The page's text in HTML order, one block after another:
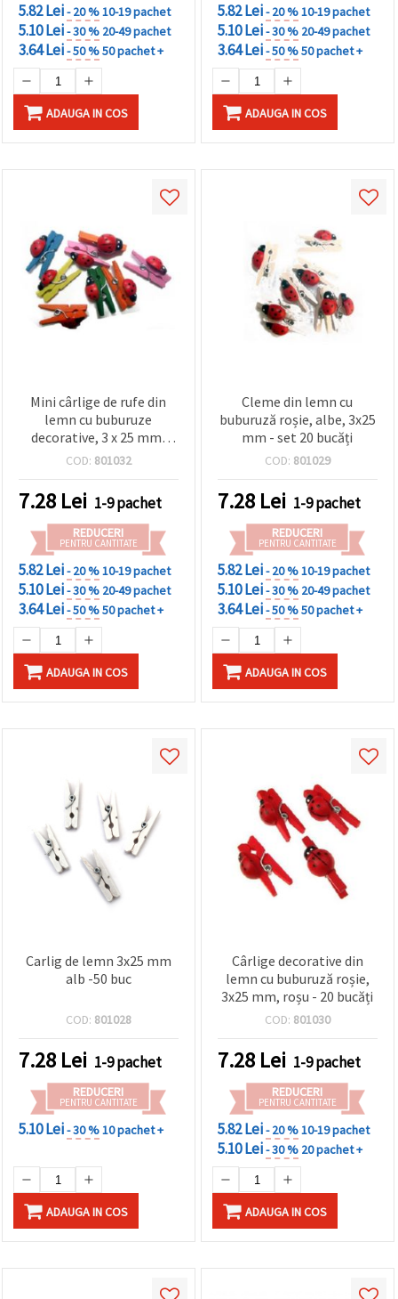
5.82 Lei- 20 %10-19 pachet
5.10 Lei- 30 % 20-49 pachet
3.64 Lei- 50 %50 pachet +
ADAUGA IN COS
5.82 Lei- 20 %10-19 pachet
5.10 Lei- 30 % 20-49 pachet
3.64 Lei- 50 %50 pachet +
ADAUGA IN COS
Mini cârlige de rufe din
lemn cu buburuze
decorative, 3 x 25 mm,
culori mixte, set 20 bucăți
scrapbooking, afișare
fotografii și decor de
petrecere
COD: 801032
7.28 Lei 1-9 pachet
REDUCERI
PENTRU CANTITATE
5.82 Lei- 20 %10-19 pachet
5.10 Lei- 30 % 20-49 pachet
3.64 Lei- 50 %50 pachet +
ADAUGA IN COS
Cleme din lemn cu
buburuză roșie, albe, 3x25
mm - set 20 bucăți
COD: 801029
7.28 Lei 1-9 pachet
REDUCERI
PENTRU CANTITATE
5.82 Lei- 20 %10-19 pachet
5.10 Lei- 30 % 20-49 pachet
3.64 Lei- 50 %50 pachet +
ADAUGA IN COS
Carlig de lemn 3x25 mm
alb -50 buc
COD: 801028
7.28 Lei 1-9 pachet
REDUCERI
PENTRU CANTITATE
5.10 Lei- 30 %10 pachet +
ADAUGA IN COS
Cârlige decorative din
lemn cu buburuză roșie,
3x25 mm, roșu - 20 bucăți
COD: 801030
7.28 Lei 1-9 pachet
REDUCERI
PENTRU CANTITATE
5.82 Lei- 20 %10-19 pachet
5.10 Lei- 30 % 20 pachet +
ADAUGA IN COS